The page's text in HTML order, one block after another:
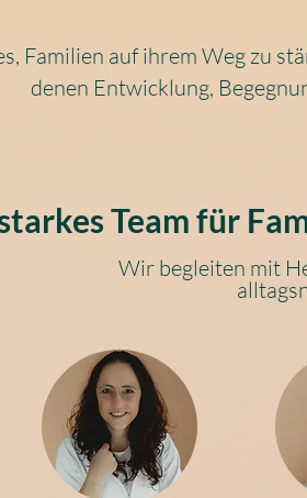
Familien auf ihrem Weg zu
denen Entwicklung,
Team für
Wir begleiten mit